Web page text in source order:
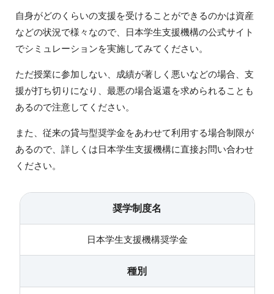
自身がどのくらいの支援を受けることができるのかは資産
などの状況で様々なので、日本学生支援機構の公式サイト
でシミュレーションを実施してみてください。
ただ授業に参加しない、成績が著しく悪いなどの場合、支
援が打ち切りになり、最悪の場合返還を求められることも
あるので注意してください。
また、従来の貸与型奨学金をあわせて利用する場合制限が
あるので、詳しくは日本学生支援機構に直接お問い合わせ
ください。
奨学制度名
日本学生支援機構奨学金
種別